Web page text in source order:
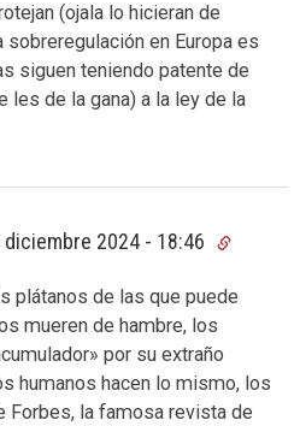
(ojala lo hicieran de
en Europa es
siguen teniendo patente de
les de la gana) a la ley de la
diciembre 2024 - 18:46
plátanos de las que puede
mueren de hambre, los
por su extraño
humanos hacen lo mismo, los
Forbes, la famosa revista de